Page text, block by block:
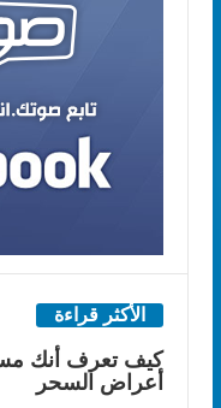
الأكثر قراءة
كيف تعرف أنك
أعراض السحر